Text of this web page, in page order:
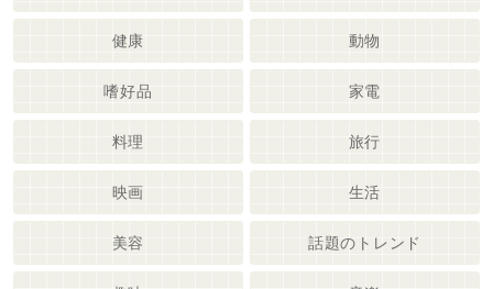
健康 動物
嗜好品 家電
料理 旅行
映画 生活
美容 話題のトレンド